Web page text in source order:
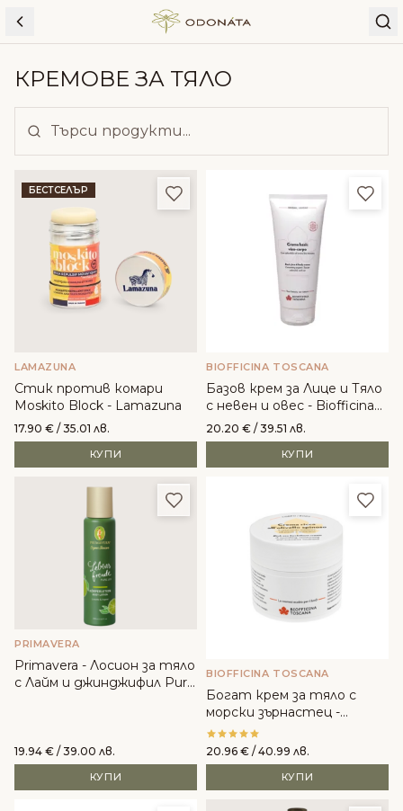
Skip to content
КРЕМОВЕ ЗА ТЯЛО
БЕСТСЕЛЪР Добави в любими
LAMAZUNA
Стик против комари
Moskito Block - Lamazuna
17.90 € / 35.01 лв.
КУПИ
BIOFFICINA TOSCANA
Базов крем за Лице и Тяло
с невен и овес - Biofficina
Toscana
20.20 € / 39.51 лв.
КУПИ
Добави в любими
PRIMAVERA
Primavera - Лосион за тяло
с Лайм и джинджифил Pure
19.94 € / 39.00 лв.
КУПИ
BIOFFICINA TOSCANA
Богат крем за тяло с
морски зърнастец -
Biofficina Toscana
20.96 € / 40.99 лв.
КУПИ